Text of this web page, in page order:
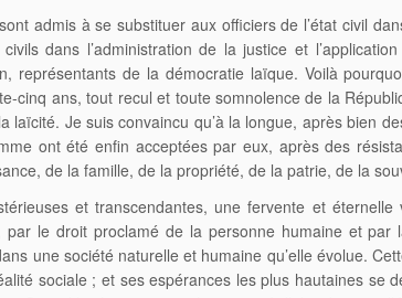
admis à se substituer aux officiers de l’état civil
dans l’administration de la justice et
représentants de la démocratie laïque. Voilà
cinq ans, tout recul et toute somnolence de la
Je suis convaincu qu’à la longue, après bien
ont été enfin acceptées par eux, après des
de la famille, de la propriété, de la patrie, de la
et transcendantes, une fervente et
le droit proclamé de la personne humaine et par
une société naturelle et humaine qu’elle évolue.
sociale ; et ses espérances les plus hautaines se